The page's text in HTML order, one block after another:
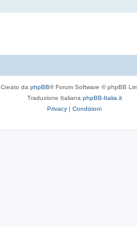
Creato da phpBB® Forum Software © phpBB
Traduzione Italiana phpBB-Italia.it
Privacy | Condizioni